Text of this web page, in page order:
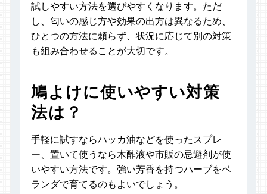
試しやすい方法を選びやすくなります。ただ
し、匂いの感じ方や効果の出方は異なるため、
ひとつの方法に頼らず、状況に応じて別の対策
も組み合わせることが大切です。
鳩よけに使いやすい対策
法は？
手軽に試すならハッカ油などを使ったスプレ
ー、置いて使うなら木酢液や市販の忌避剤が使
いやすい方法です。強い芳香を持つハーブをベ
ランダで育てるのもよいでしょう。